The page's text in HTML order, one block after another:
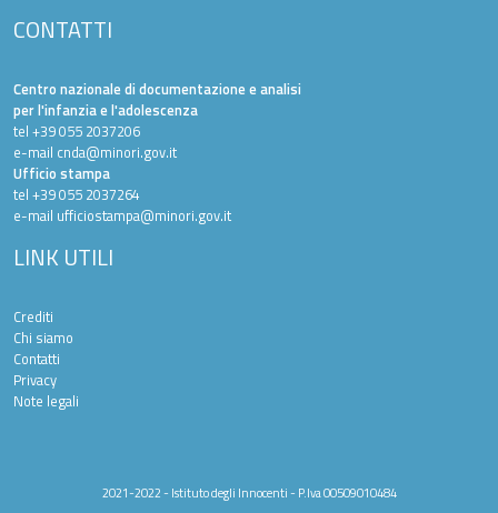
CONTATTI
Centro nazionale di documentazione e analisi
per l'infanzia e l'adolescenza
tel +39 055 2037206
e-mail cnda@minori.gov.it
Ufficio stampa
tel +39 055 2037264
e-mail ufficiostampa@minori.gov.it
LINK UTILI
Crediti
Chi siamo
Contatti
Privacy
Note legali
2021-2022 - Istituto degli Innocenti - P.Iva 00509010484